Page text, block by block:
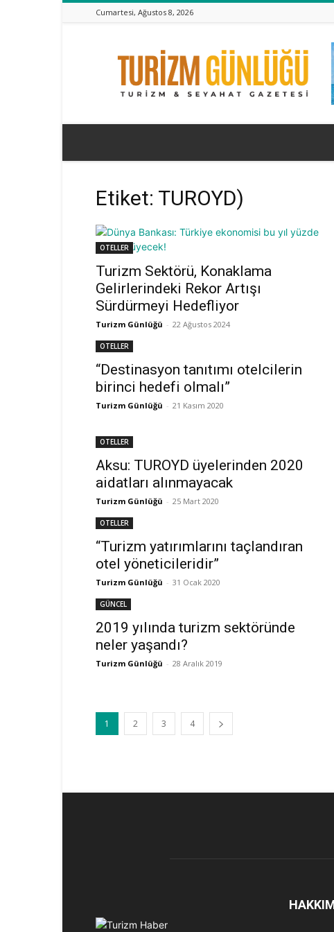
Cumartesi, Ağustos 8, 2026
Turizm
Günlüğü
Etiket: TUROYD)
OTELLER
Turizm Sektörü, Konaklama
Gelirlerindeki Rekor Artışı
Sürdürmeyi Hedefliyor
Turizm Günlüğü - 22 Ağustos 2024
OTELLER
“Destinasyon tanıtımı otelcilerin
birinci hedefi olmalı”
Turizm Günlüğü - 21 Kasım 2020
OTELLER
Aksu: TUROYD üyelerinden 2020
aidatları alınmayacak
Turizm Günlüğü - 25 Mart 2020
OTELLER
“Turizm yatırımlarını taçlandıran
otel yöneticileridir”
Turizm Günlüğü - 31 Ocak 2020
GÜNCEL
2019 yılında turizm sektöründe
neler yaşandı?
Turizm Günlüğü - 28 Aralık 2019
1 2 3 4